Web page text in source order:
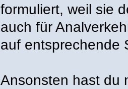
formuliert, weil sie
auch für
auf entsprechende
Ansonsten hast du